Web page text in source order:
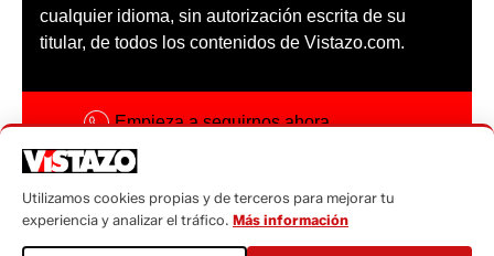
cualquier idioma, sin autorización escrita de su
titular, de todos los contenidos de Vistazo.com.
Empieza a seguirnos ahora
Código ética
Sugerencias a:
Utilizamos cookies propias y de terceros para mejorar tu
experiencia y analizar el tráfico. Más información